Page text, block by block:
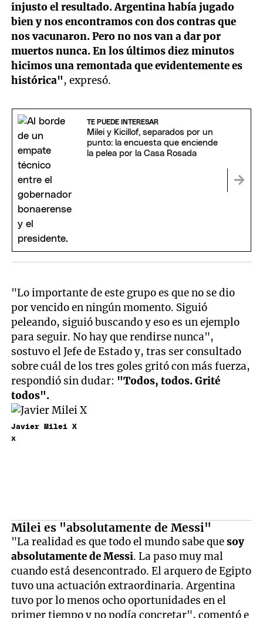
injusto el resultado. Argentina había jugado
bien y nos encontramos con dos contras que
nos vacunaron. Pero no nos van a dar por
muertos nunca. En los últimos diez minutos
hicimos una remontada que evidentemente es
histórica", expresó.
TE PUEDE INTERESAR
Milei y Kicillof, separados por un
punto: la encuesta que enciende
la pelea por la Casa Rosada
"Lo importante de este grupo es que no se dio
por vencido en ningún momento. Siguió
peleando, siguió buscando y eso es un ejemplo
para seguir. No hay que rendirse nunca",
sostuvo el Jefe de Estado y, tras ser consultado
sobre cuál de los tres goles gritó con más fuerza,
respondió sin dudar: "Todos, todos. Grité
todos".
Javier Milei X
x
Milei es "absolutamente de Messi"
"La realidad es que todo el mundo sabe quesoy
absolutamente de Messi. La paso muy mal
cuando está desencontrado. El arquero de Egipto
tuvo una actuación extraordinaria. Argentina
tuvo por lo menos ocho oportunidades en el
primer tiempo y no podía concretar", comentó e